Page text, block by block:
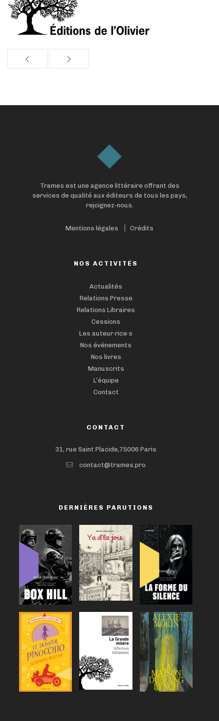
Trames est une agence littéraire offrant des
services de qualité aux éditeurs de tous les pays,
rejoignez-nous.
Mentions légales Crédits
NOS ACTIVITÉS
Actualités
Relations Presse
Relations Libraires
Cessions
Les auteur·rice·s
Nos événements
Nos livres
Manuscrits
L’équipe
Contact
CONTACT
31, rue Saint Placide,75006 Paris
contact@trames.pro
DERNIÈRES PARUTIONS